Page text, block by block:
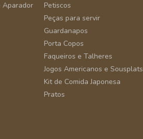
Aparador
Petiscos
Peças para servir
Guardanapos
Porta Copos
Faqueiros e Talheres
Jogos Americanos e Sousplats
Kit de Comida Japonesa
Pratos